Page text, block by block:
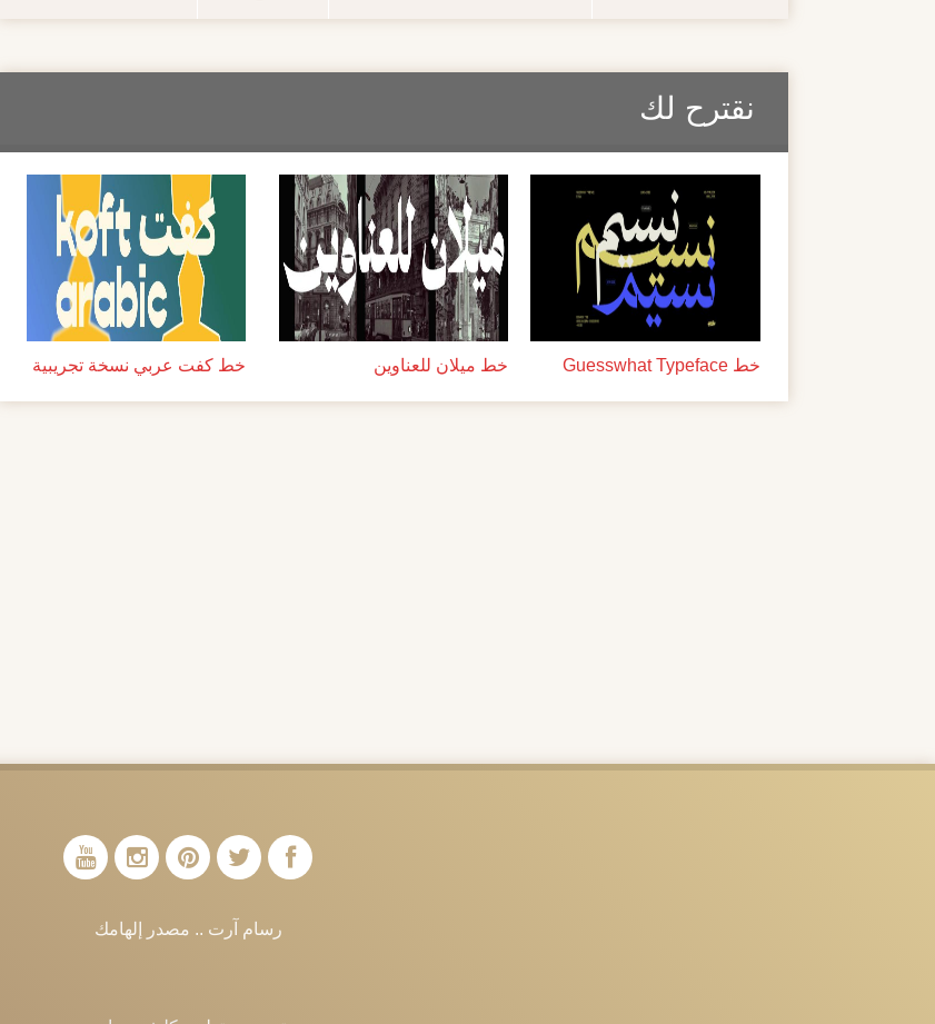
نقترح لك
خط Guesswhat Typeface خط ميلان للعناوين خط كفت عربي نسخة تجريبية
رسام آرت .. مصدر إلهامك